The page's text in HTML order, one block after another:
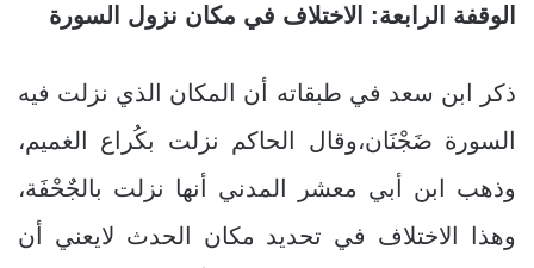
الوقفة الرابعة: الاختلاف في مكان نزول السورة
ذكر ابن سعد في طبقاته أن المكان الذي نزلت فيه
السورة ضَجْنَان،وقال الحاكم نزلت بكُراع الغميم،
وذهب ابن أبي معشر المدني أنها نزلت بالجٌحْفَة،
وهذا الاختلاف في تحديد مكان الحدث لايعني أن